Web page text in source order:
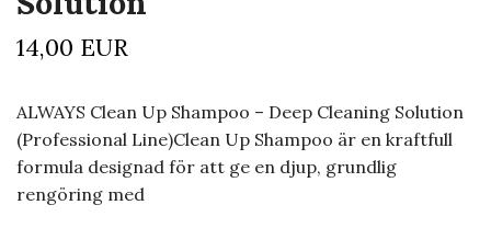
14,00 EUR
ALWAYS Clean Up Shampoo – Deep Cleaning Solution
(Professional Line)Clean Up Shampoo är en kraftfull
formula designad för att ge en djup, grundlig
rengöring med